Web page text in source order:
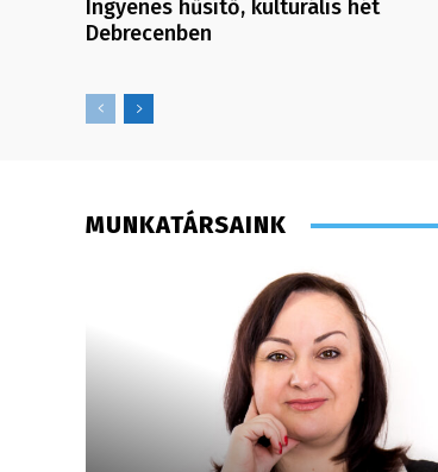
Ingyenes hűsítő, kulturális hét
Debrecenben
MUNKATÁRSAINK